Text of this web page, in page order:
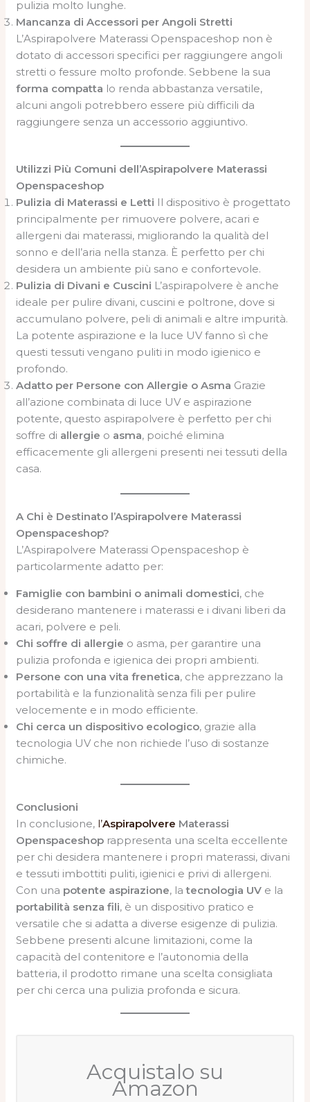
pulizia molto lunghe.
Mancanza di Accessori per Angoli Stretti
L’Aspirapolvere Materassi Openspaceshop non è
dotato di accessori specifici per raggiungere angoli
stretti o fessure molto profonde. Sebbene la sua
forma compatta lo renda abbastanza versatile,
alcuni angoli potrebbero essere più difficili da
raggiungere senza un accessorio aggiuntivo.
Utilizzi Più Comuni dell’Aspirapolvere Materassi
Openspaceshop
Pulizia di Materassi e Letti Il dispositivo è progettato
principalmente per rimuovere polvere, acari e
allergeni dai materassi, migliorando la qualità del
sonno e dell’aria nella stanza. È perfetto per chi
desidera un ambiente più sano e confortevole.
Pulizia di Divani e Cuscini L’aspirapolvere è anche
ideale per pulire divani, cuscini e poltrone, dove si
accumulano polvere, peli di animali e altre impurità.
La potente aspirazione e la luce UV fanno sì che
questi tessuti vengano puliti in modo igienico e
profondo.
Adatto per Persone con Allergie o Asma Grazie
all’azione combinata di luce UV e aspirazione
potente, questo aspirapolvere è perfetto per chi
soffre di allergie o asma, poiché elimina
efficacemente gli allergeni presenti nei tessuti della
casa.
A Chi è Destinato l’Aspirapolvere Materassi
Openspaceshop?
L’Aspirapolvere Materassi Openspaceshop è
particolarmente adatto per:
Famiglie con bambini o animali domestici, che
desiderano mantenere i materassi e i divani liberi da
acari, polvere e peli.
Chi soffre di allergie o asma, per garantire una
pulizia profonda e igienica dei propri ambienti.
Persone con una vita frenetica, che apprezzano la
portabilità e la funzionalità senza fili per pulire
velocemente e in modo efficiente.
Chi cerca un dispositivo ecologico, grazie alla
tecnologia UV che non richiede l’uso di sostanze
chimiche.
Conclusioni
In conclusione, l’Aspirapolvere Materassi
Openspaceshop rappresenta una scelta eccellente
per chi desidera mantenere i propri materassi, divani
e tessuti imbottiti puliti, igienici e privi di allergeni.
Con una potente aspirazione, latecnologia UV e la
portabilità senza fili, è un dispositivo pratico e
versatile che si adatta a diverse esigenze di pulizia.
Sebbene presenti alcune limitazioni, come la
capacità del contenitore e l’autonomia della
batteria, il prodotto rimane una scelta consigliata
per chi cerca una pulizia profonda e sicura.
Acquistalo su
Amazon